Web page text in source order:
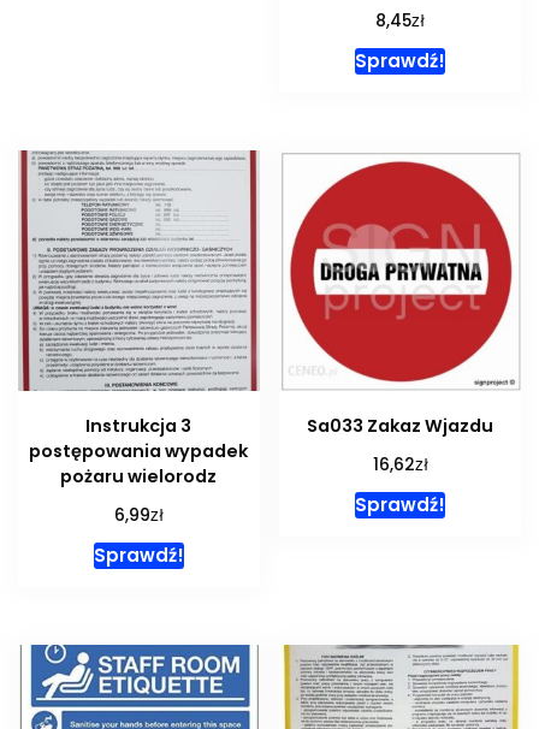
8,45zł
Sprawdź!
Instrukcja 3
postępowania wypadek
pożaru wielorodz
6,99zł
Sprawdź!
Sa033 Zakaz Wjazdu
16,62zł
Sprawdź!